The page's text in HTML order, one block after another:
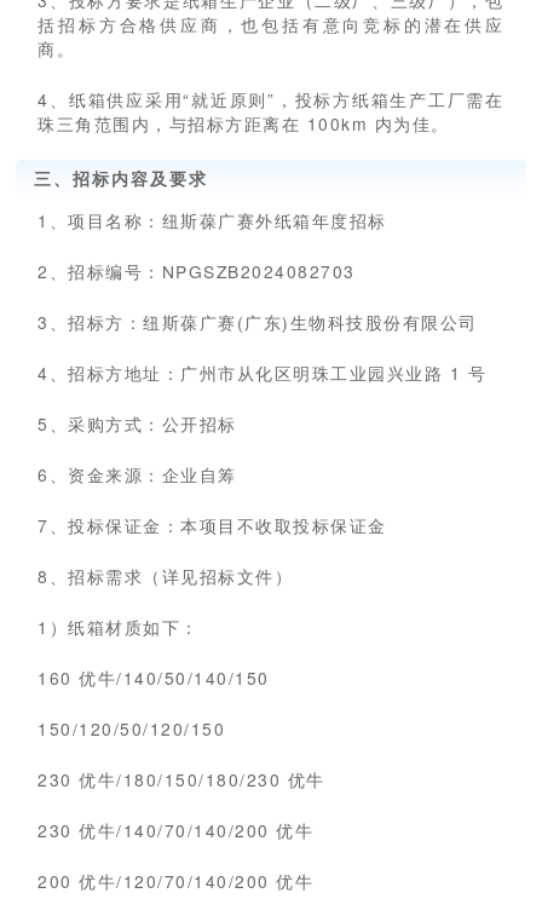
括招标方合格供应商，也包括有意向竞标的潜在供应
商。
4、纸箱供应采用“就近原则”，投标方纸箱生产工厂需在
珠三角范围内，与招标方距离在 100km 内为佳。
三、招标内容及要求
1、项目名称：纽斯葆广赛外纸箱年度招标
2、招标编号：NPGSZB2024082703
3、招标方：纽斯葆广赛(广东)生物科技股份有限公司
4、招标方地址：广州市从化区明珠工业园兴业路 1 号
5、采购方式：公开招标
6、资金来源：企业自筹
7、投标保证金：本项目不收取投标保证金
8、招标需求（详见招标文件）
1）纸箱材质如下：
160 优牛/140/50/140/150
150/120/50/120/150
230 优牛/180/150/180/230 优牛
230 优牛/140/70/140/200 优牛
200 优牛/120/70/140/200 优牛